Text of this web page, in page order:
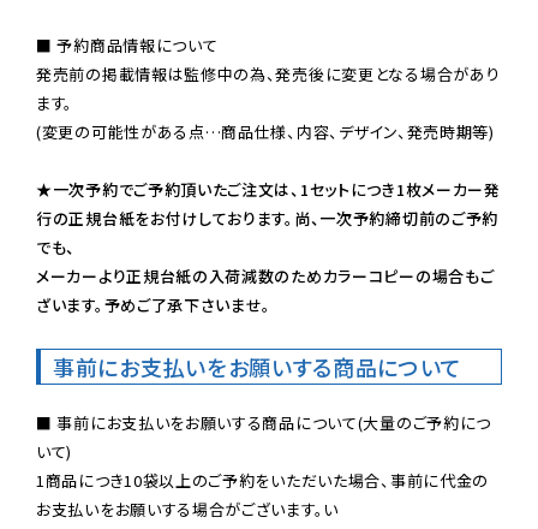
■ 予約商品情報について
発売前の掲載情報は監修中の為、発売後に変更となる場合があり
ます。
(変更の可能性がある点…商品仕様、内容、デザイン、発売時期等)
★一次予約でご予約頂いたご注文は、1セットにつき1枚メーカー発
行の正規台紙をお付けしております。尚、一次予約締切前のご予約
でも、
メーカーより正規台紙の入荷減数のためカラーコピーの場合もご
ざいます。予めご了承下さいませ。
事前にお支払いをお願いする商品について
■ 事前にお支払いをお願いする商品について(大量のご予約につ
いて)
1商品につき10袋以上のご予約をいただいた場合、事前に代金の
お支払いをお願いする場合がございます。い